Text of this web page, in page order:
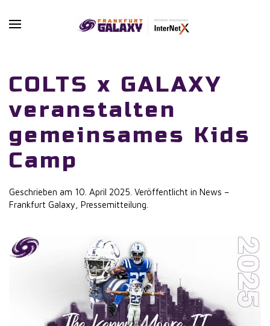
Skip to main content
COLTS x GALAXY
veranstalten
gemeinsames Kids
Camp
Geschrieben am 10. April 2025 . Veröffentlicht in News –
Frankfurt Galaxy Pressemitteilung